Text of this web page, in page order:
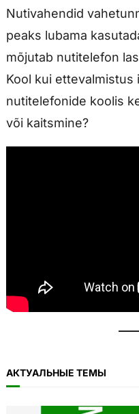
Nutivahendid
peaks lubama
mõjutab nutitelefon
Kool kui ettevalmistus
nutitelefonide koolis
või kaitsmine?
АКТУАЛЬНЫЕ ТЕМЫ